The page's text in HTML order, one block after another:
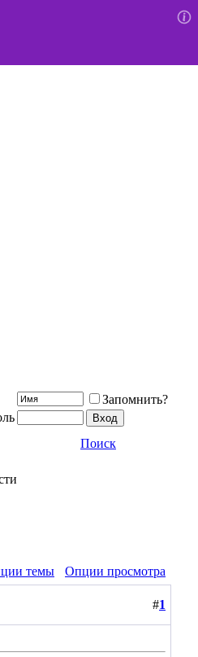
Запомнить?
Поиск
темы
Опции просмотра
#1